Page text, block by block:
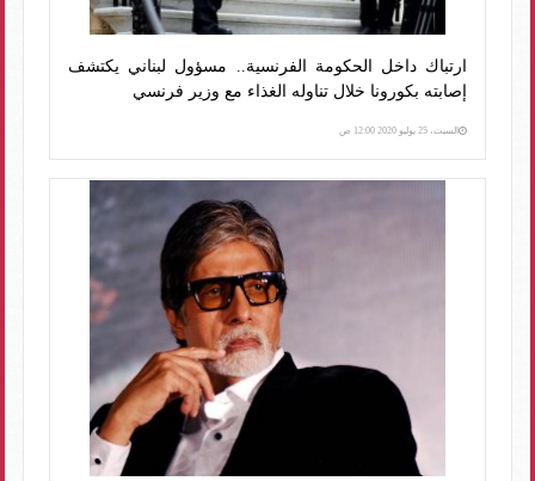
ارتباك داخل الحكومة الفرنسية.. مسؤول لبناني يكتشف
إصابته بكورونا خلال تناوله الغذاء مع وزير فرنسي
السبت، 25 يوليو 2020 12:00 ص